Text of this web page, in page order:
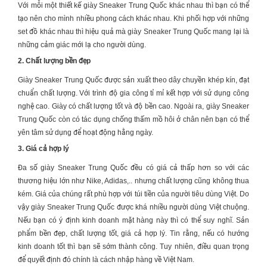
Với mỗi một thiết kế giày Sneaker Trung Quốc khác nhau thì bạn có thể
tạo nên cho mình nhiều phong cách khác nhau. Khi phối hợp với những
set đồ khác nhau thì hiệu quả mà giày Sneaker Trung Quốc mang lại là
những cảm giác mới lạ cho người dùng.
2. Chất lượng bền đẹp
Giày Sneaker Trung Quốcđược sản xuất theo dây chuyền khép kín, đạt
chuẩn chất lượng. Với trình độ gia công tỉ mỉ kết hợp với sử dụng công
nghệ cao. Giày có chất lượng tốt và độ bền cao. Ngoài ra, giày Sneaker
Trung Quốc còn có tác dụng chống thấm mồ hôi ở chân nên bạn có thể
yên tâm sử dụng để hoạt động hằng ngày.
3. Giá cả hợp lý
Đa sốgiày Sneaker Trung Quốc đều có giá cả thấp hơn so với các
thương hiệu lớn như Nike, Adidas,.. nhưng chất lượng cũng không thua
kém. Giá của chúng rất phù hợp với túi tiền của người tiêu dùng Việt. Do
vậygiày Sneaker Trung Quốc được khá nhiều người dùng Việt chuộng.
Nếu bạn có ý định kinh doanh mặt hàng này thì có thể suy nghĩ. Sản
phẩm bền đẹp, chất lượng tốt, giá cả hợp lý. Tin rằng, nếu có hướng
kinh doanh tốt thì bạn sẽ sớm thành công. Tuy nhiên, điều quan trọng
để quyết định đó chính là cách nhập hàng về Việt Nam.